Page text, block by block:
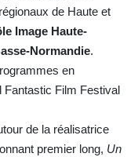
de Haute et
Image Haute-
Normandie.
en
Fantastic Film Festival
de la réalisatrice
premier long, Un